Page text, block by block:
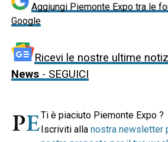
Aggiungi Piemonte Expo tra le
Google
Ricevi le nostre ultime
News- SEGUICI
Ti è piaciuto Piemonte Expo ?
Iscriviti alla nostra newsletter